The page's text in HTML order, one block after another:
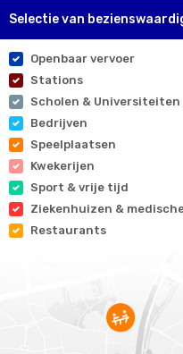
Selectie van
Openbaar vervoer
Stations
Scholen & Universiteiten
Bedrijven
Speelplaatsen
Kwekerijen
Sport & vrije tijd
Ziekenhuizen &
Restaurants